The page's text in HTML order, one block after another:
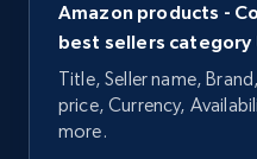
Amazon products -
best sellers category
Title, Seller name,
price, Currency,
more.